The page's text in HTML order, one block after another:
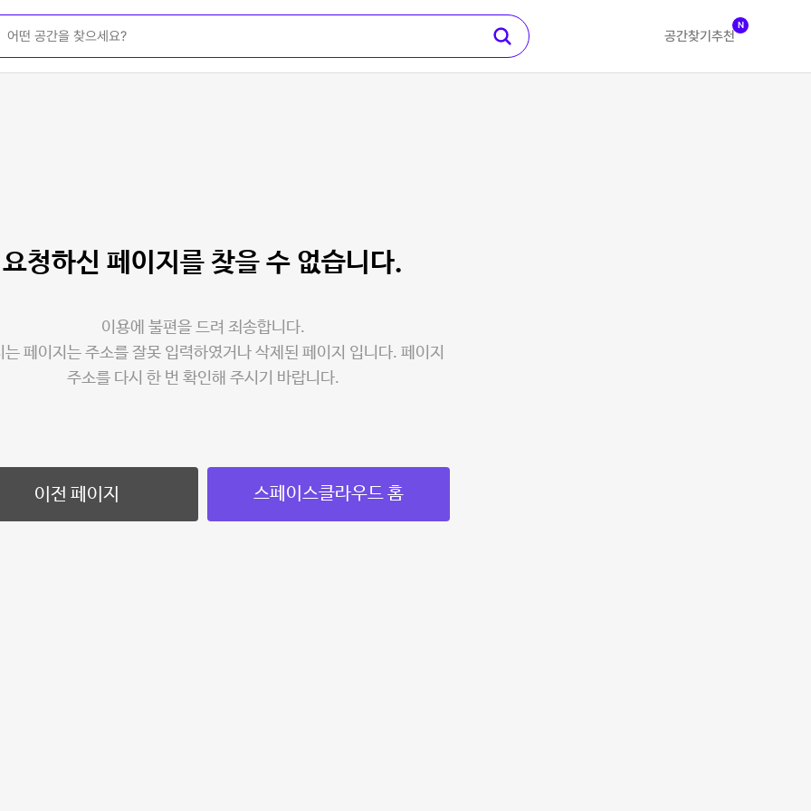
공간찾기 추천
N
요청하신 페이지를 찾을 수 없습니다.
이용에 불편을 드려 죄송합니다.
는 페이지는 주소를 잘못 입력하였거나 삭제된 페이지 입니다. 페이지
주소를 다시 한 번 확인해 주시기 바랍니다.
이전 페이지 스페이스클라우드 홈